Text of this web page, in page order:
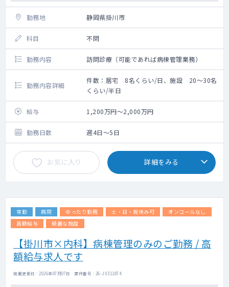
勤務地 静岡県掛川市
科目 不問
勤務内容 訪問診療（可能であれば病棟管理業務）
勤務内容詳細
件数：居宅 8名くらい/日、施設 20～30名
くらい/半日
給与 1,200万円～2,000万円
勤務日数 週4日～5日
お気に入り 詳細をみる
常勤 病院 ゆったり勤務 土・日・祝休み可
オンコールなし
高額給与
綺麗な施設
【掛川市×内科】病棟管理のみのご勤務 / 高
額給与求人です
掲載更新日 : 2026年07月07日 案件番号 : 26-JV311874